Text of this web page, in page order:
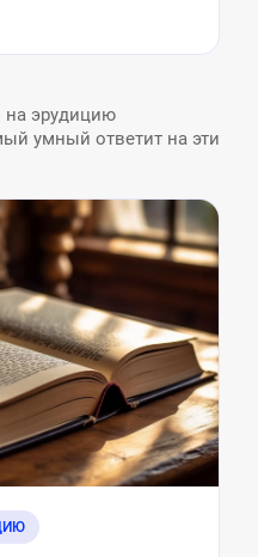
на эрудицию
умный ответит на эти